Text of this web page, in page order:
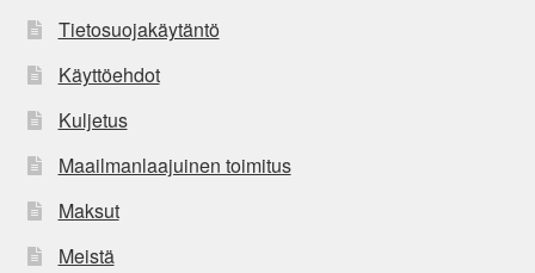
Tietosuojakäytäntö
Käyttöehdot
Kuljetus
Maailmanlaajuinen toimitus
Maksut
Meistä